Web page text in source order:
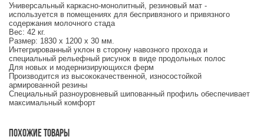
Универсальный каркасно-монолитный, резиновый мат -
используется в помещениях для беспривязного и привязного
содержания молочного стада
Вес: 42 кг.
Размер: 1830 x 1200 х 30 мм.
Интегрированный уклон в сторону навозного прохода и
специальный рельефный рисунок в виде продольных полос
Для новых и модернизирующихся ферм
Производится из высококачественной, износостойкой
армированной резины
Специальный разноуровневый шипованный профиль обеспечивает
максимальный комфорт
Похожие товары